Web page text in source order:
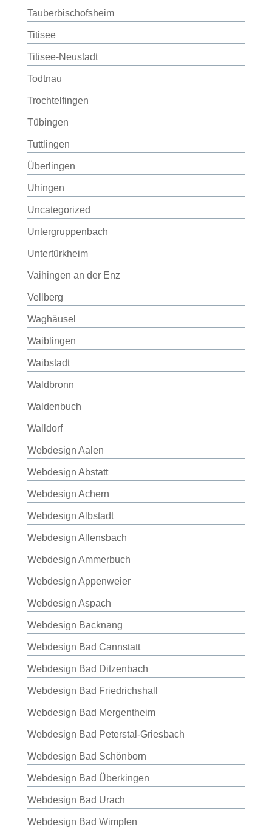
Tauberbischofsheim
Titisee
Titisee-Neustadt
Todtnau
Trochtelfingen
Tübingen
Tuttlingen
Überlingen
Uhingen
Uncategorized
Untergruppenbach
Untertürkheim
Vaihingen an der Enz
Vellberg
Waghäusel
Waiblingen
Waibstadt
Waldbronn
Waldenbuch
Walldorf
Webdesign Aalen
Webdesign Abstatt
Webdesign Achern
Webdesign Albstadt
Webdesign Allensbach
Webdesign Ammerbuch
Webdesign Appenweier
Webdesign Aspach
Webdesign Backnang
Webdesign Bad Cannstatt
Webdesign Bad Ditzenbach
Webdesign Bad Friedrichshall
Webdesign Bad Mergentheim
Webdesign Bad Peterstal-Griesbach
Webdesign Bad Schönborn
Webdesign Bad Überkingen
Webdesign Bad Urach
Webdesign Bad Wimpfen